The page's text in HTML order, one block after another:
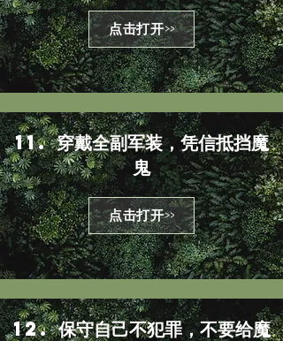
点击打开>>
11. 穿戴全副军装，凭信抵挡魔
鬼
点击打开>>
12. 保守自己不犯罪，不要给魔